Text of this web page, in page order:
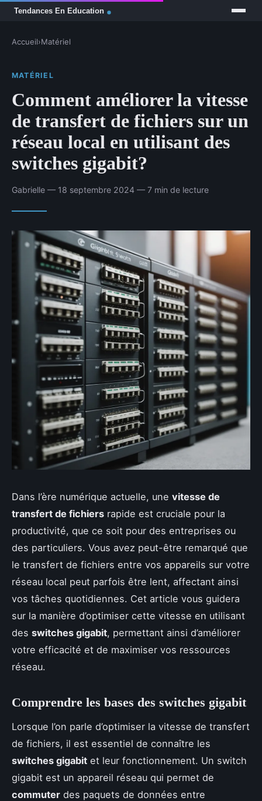
Accueil›Matériel
MATÉRIEL
Comment améliorer la vitesse
de transfert de fichiers sur un
réseau local en utilisant des
switches gigabit?
Gabrielle — 18 septembre 2024 — 7 min de lecture
Dans l’ère numérique actuelle, une vitesse de
transfert de fichiers rapide est cruciale pour la
productivité, que ce soit pour des entreprises ou
des particuliers. Vous avez peut-être remarqué que
le transfert de fichiers entre vos appareils sur votre
réseau local peut parfois être lent, affectant ainsi
vos tâches quotidiennes. Cet article vous guidera
sur la manière d’optimiser cette vitesse en utilisant
des switches gigabit, permettant ainsi d’améliorer
votre efficacité et de maximiser vos ressources
réseau.
Comprendre les bases des switches gigabit
Lorsque l’on parle d’optimiser la vitesse de transfert
de fichiers, il est essentiel de connaître les
switches gigabit et leur fonctionnement. Un switch
gigabit est un appareil réseau qui permet de
commuter des paquets de données entre